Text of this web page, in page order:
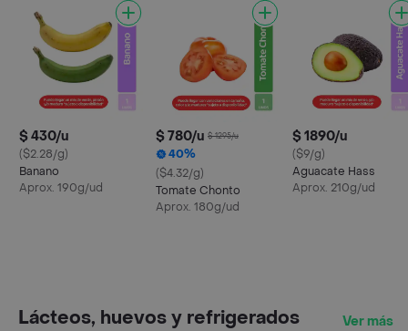
$ 430/u
($2.28/g)
Banano
Aprox. 190g/ud
$ 780/u $ 1295/u
40%
($4.32/g)
Tomate Chonto
Aprox. 180g/ud
$ 1890/u
($9/g)
Aguacate Hass
Aprox. 210g/ud
Lácteos, huevos y refrigerados Ver más